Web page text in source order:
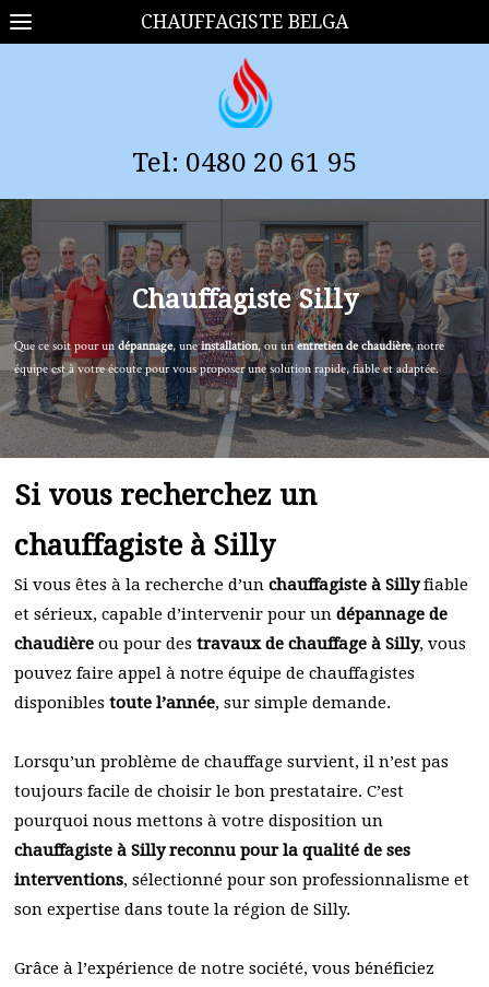
CHAUFFAGISTE BELGA
Tel: 0480 20 61 95
ChauffagisteSilly
Que ce soit pour un dépannage, uneinstallation, ou unentretien de chaudière, notre
équipe est à votre écoute pour vous proposer une solution rapide, fiable et adaptée.
Si vous recherchez un
chauffagiste à Silly
Si vous êtes à la recherche d’un chauffagiste à Sillyfiable
et sérieux, capable d’intervenir pour un dépannage de
chaudière ou pour des travaux de chauffage à Silly, vous
pouvez faire appel à notre équipe de chauffagistes
disponibles toute l’année, sur simple demande.
Lorsqu’un problème de chauffage survient, il n’est pas
toujours facile de choisir le bon prestataire. C’est
pourquoi nous mettons à votre disposition un
chauffagiste à Silly reconnu pour la qualité de ses
interventions, sélectionné pour son professionnalisme et
son expertise dans toute la région de Silly.
Grâce à l’expérience de notre société, vous bénéficiez